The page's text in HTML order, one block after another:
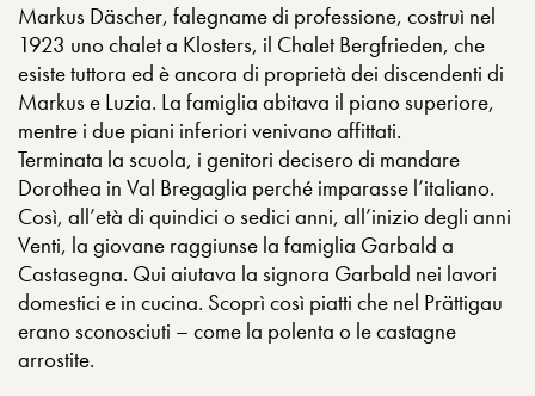
Markus Däscher, falegname di professione, costruì nel
1923 uno chalet a Klosters, il Chalet Bergfrieden, che
esiste tuttora ed è ancora di proprietà dei discendenti di
Markus e Luzia. La famiglia abitava il piano superiore,
mentre i due piani inferiori venivano affittati.
Terminata la scuola, i genitori decisero di mandare
Dorothea in Val Bregaglia perché imparasse l’italiano.
Così, all’età di quindici o sedici anni, all’inizio degli anni
Venti, la giovane raggiunse la famiglia Garbald a
Castasegna. Qui aiutava la signora Garbald nei lavori
domestici e in cucina. Scoprì così piatti che nel Prättigau
erano sconosciuti – come la polenta o le castagne
arrostite.